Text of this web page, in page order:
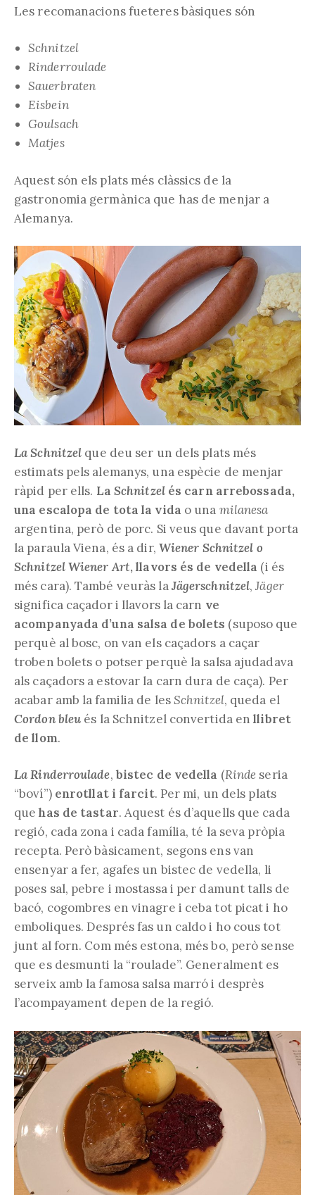
Les recomanacions fueteres bàsiques són
Schnitzel
Rinderroulade
Sauerbraten
Eisbein
Goulsach
Matjes
Aquest són els plats més clàssics de la
gastronomia germànica que has de menjar a
Alemanya.
La Schnitzel que deu ser un dels plats més
estimats pels alemanys, una espècie de menjar
ràpid per ells. La Schnitzelés carn arrebossada,
una escalopa de tota la vida o una milanesa
argentina, però de porc. Si veus que davant porta
la paraula Viena, és a dir, Wiener Schnitzel o
Schnitzel Wiener Art, llavors és de vedella (i és
més cara). També veuràs laJägerschnitzel,Jäger
significa caçador i llavors la carn ve
acompanyada d’una salsa de bolets (suposo que
perquè al bosc, on van els caçadors a caçar
troben bolets o potser perquè la salsa ajudadava
als caçadors a estovar la carn dura de caça). Per
acabar amb la familia de lesSchnitzel, queda el
Cordon bleu és la Schnitzel convertida enllibret
de llom.
La Rinderroulade, bistec de vedella (Rinde seria
“boví”) enrotllat i farcit. Per mi, un dels plats
quehas de tastar. Aquest és d’aquells que cada
regió, cada zona i cada família, té la seva pròpia
recepta. Però bàsicament, segons ens van
ensenyar a fer, agafes un bistec de vedella, li
poses sal, pebre i mostassa i per damunt talls de
bacó, cogombres en vinagre i ceba tot picat i ho
emboliques. Després fas un caldo i ho cous tot
junt al forn. Com més estona, més bo, però sense
que es desmunti la “roulade”. Generalment es
serveix amb la famosa salsa marró i desprès
l’acompayament depen de la regió.